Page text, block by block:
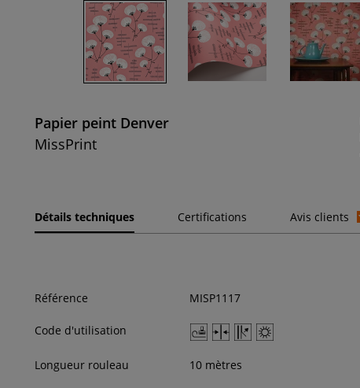
Papier peint Denver
MissPrint
Détails techniques Certifications Avis clients
Référence MISP1117
Code d'utilisation
Longueur rouleau 10 mètres